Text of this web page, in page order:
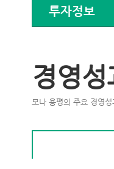
투자정보
경영성
모나 용평의 주요 경영